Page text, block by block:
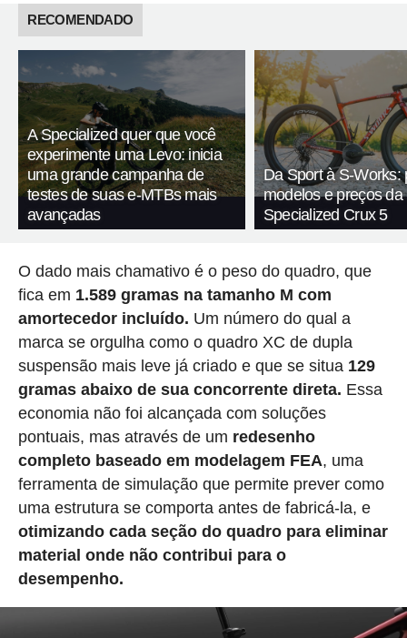
RECOMENDADO
A Specialized quer que você
experimente uma Levo: inicia
uma grande campanha de
testes de suas e-MTBs mais
avançadas
Da Sport à S-Works:
modelos e preços da
Specialized Crux 5
O dado mais chamativo é o peso do quadro, que
fica em 1.589 gramas na tamanho M com
amortecedor incluído. Um número do qual a
marca se orgulha como o quadro XC de dupla
suspensão mais leve já criado e que se situa129
gramas abaixo de sua concorrente direta. Essa
economia não foi alcançada com soluções
pontuais, mas através de um redesenho
completo baseado em modelagem FEA, uma
ferramenta de simulação que permite prever como
uma estrutura se comporta antes de fabricá-la, e
otimizando cada seção do quadro para eliminar
material onde não contribui para o
desempenho.